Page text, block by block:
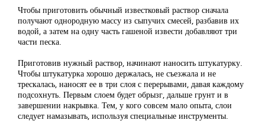
Чтобы приготовить обычный известковый раствор сначала
получают однородную массу из сыпучих смесей, разбавив их
водой, а затем на одну часть гашеной извести добавляют три
части песка.
Приготовив нужный раствор, начинают наносить штукатурку.
Чтобы штукатурка хорошо держалась, не съезжала и не
трескалась, наносят ее в три слоя с перерывами, давая каждому
подсохнуть. Первым слоем будет обрызг, дальше грунт и в
завершении накрывка. Тем, у кого совсем мало опыта, слои
следует намазывать, используя специальные инструменты.